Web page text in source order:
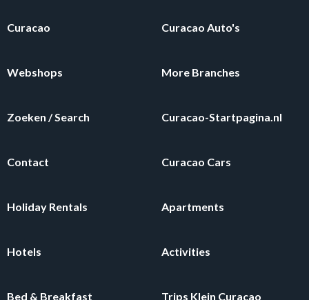
Curacao Curacao Auto's
Webshops More Branches
Zoeken / Search Curacao-Startpagina.nl
Contact Curacao Cars
Holiday Rentals Apartments
Hotels Activities
Bed & Breakfast Trips Klein Curacao